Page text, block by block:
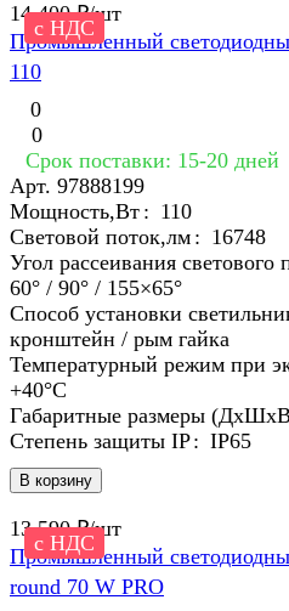
с НДС
14 400 ₽/шт
Промышленный
110
0
0
Срок поставки: 15-20 дней
Арт. 97888199
В корзину
Мощность,Вт : 110
Световой поток,лм : 16748
Угол рассеивания светового
60° / 90° / 155×65°
Способ установки
кронштейн / рым гайка
Температурный режим при
+40°C
Габаритные размеры
Степень защиты IP : IP65
с НДС
13 590 ₽/шт
Промышленный
round 70 W PRO